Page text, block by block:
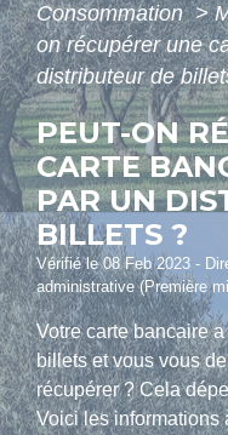
Consommation>
on récupérer une
distributeur de
PEUT-ON
CARTE
PAR UN
BILLETS ?
Vérifié le 08 Feb 2023 -
administrative (Première
Votre carte bancaire
billets et vous vous
récupérer ? Cela
Voici les informations